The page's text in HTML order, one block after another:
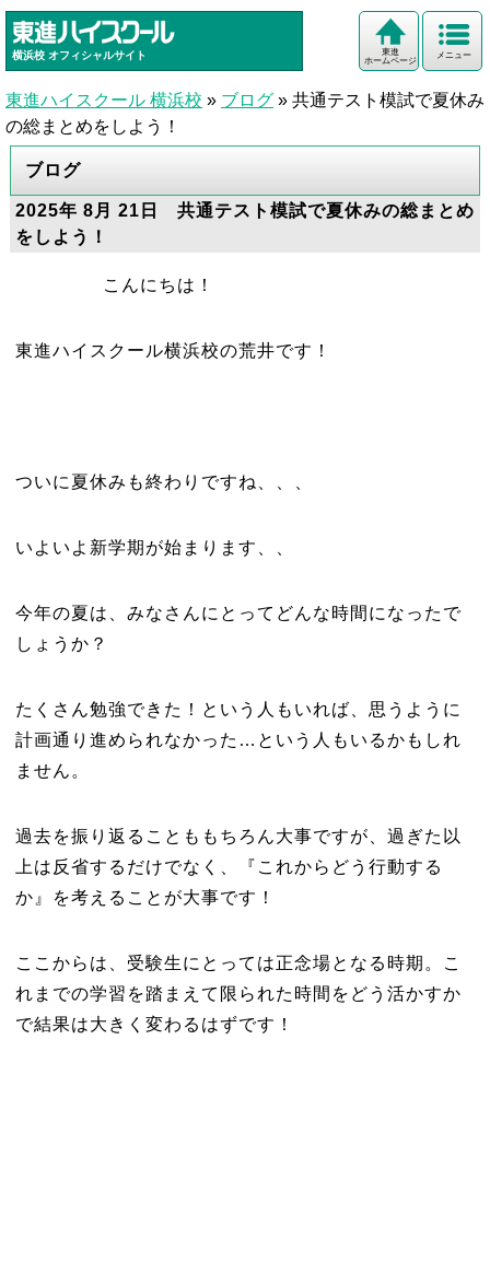
横浜校 オフィシャルサイト メニュー
東進
ホームページ
東進ハイスクール 横浜校 » ブログ » 共通テスト模試で夏休み
の総まとめをしよう！
ブログ
2025年 8月 21日 共通テスト模試で夏休みの総まとめ
をしよう！
こんにちは！
東進ハイスクール横浜校の荒井です！
ついに夏休みも終わりですね、、、
いよいよ新学期が始まります、、
今年の夏は、みなさんにとってどんな時間になったで
しょうか？
たくさん勉強できた！という人もいれば、思うように
計画通り進められなかった…という人もいるかもしれ
ません。
過去を振り返ることももちろん大事ですが、過ぎた以
上は反省するだけでなく、『これからどう行動する
か』を考えることが大事です！
ここからは、受験生にとっては正念場となる時期。こ
れまでの学習を踏まえて限られた時間をどう活かすか
で結果は大きく変わるはずです！